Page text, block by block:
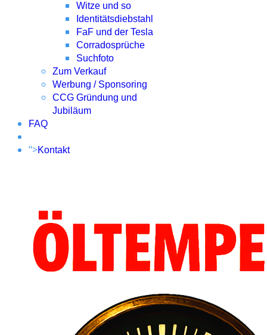
Witze und so
Identitätsdiebstahl
FaF und der Tesla
Corradosprüche
Suchfoto
Zum Verkauf
Werbung / Sponsoring
CCG Gründung und
Jubiläum
FAQ
">Kontakt